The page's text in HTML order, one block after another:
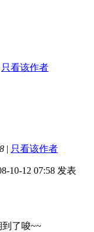
只看该作者
| 只看该作者
10-12 07:58 发表
了唆~~